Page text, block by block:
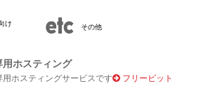
け その他
用ホスティング
用ホスティングサービスです フリービット